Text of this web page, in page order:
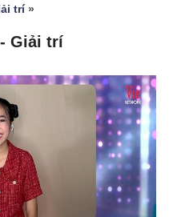
trí»
Giải trí